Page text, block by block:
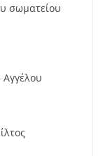
σωματείου